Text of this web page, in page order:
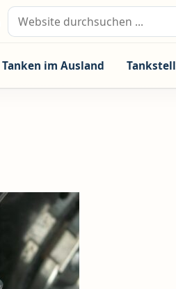
Suche nach:
Tanken im Ausland